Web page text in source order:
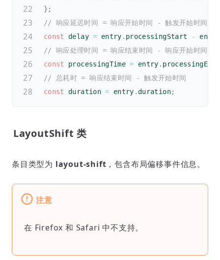
} ;
// 响应延迟时间 = 响应开始时间 - 触发开始时间
const
delay = entry . processingStart -
entry
// 响应处理时间 = 响应结束时间 - 响应开始时间
const
processingTime = entry . processingEnd
// 总耗时 = 响应结束时间 - 触发开始时间
const
duration = entry .duration;
LayoutShift 类
条目类型为 layout-shift ，包含布局偏移事件信息。
注意
在 Firefox 和 Safari 中不支持。